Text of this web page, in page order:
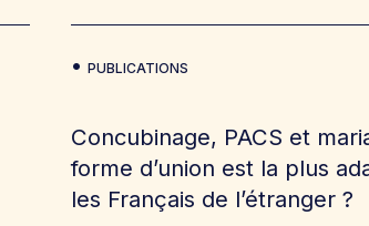
Concubinage, PACS et
forme d’union est la plus
les Français de l’étranger ?
PUBLICATIONS